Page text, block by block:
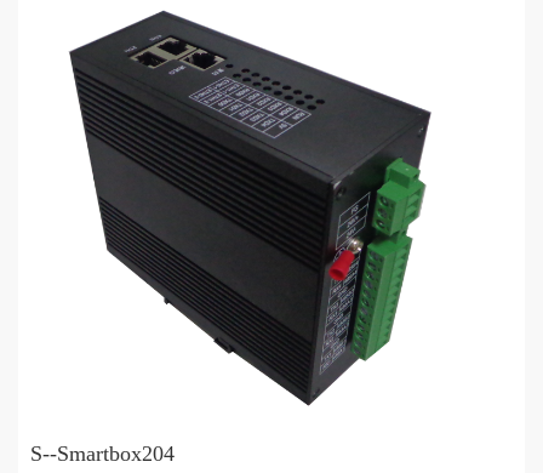
SD存储、RTC、及硬件加密电路等，可为用户···
S--Smartbox204